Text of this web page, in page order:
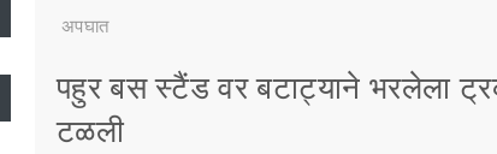
अपघात
पहुर बस स्टैंड वर बटाट्याने भरलेला
टळली